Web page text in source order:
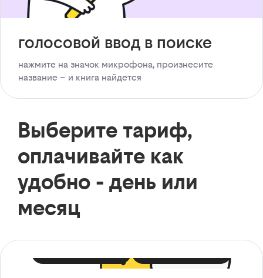
голосовой ввод в поиске
нажмите на значок микрофона, произнесите
название – и книга найдется
Выберите тариф,
оплачивайте как
удобно - день или
месяц